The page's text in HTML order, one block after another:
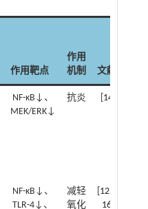
作用靶点
作用
机制
文献
NF-κB↓、
MEK/ERK↓
抗炎 14
NF-κB↓、
TLR-4↓、
减轻
氧化
12，
16